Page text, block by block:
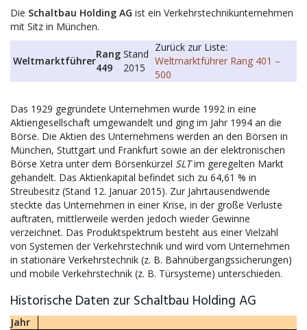
Die Schaltbau Holding AG ist ein Verkehrstechnikunternehmen
mit Sitz in München.
Weltmarktführer
Rang
449
Stand
2015
Zurück zur Liste:
Weltmarktführer Rang 401 –
500
Das 1929 gegründete Unternehmen wurde 1992 in eine
Aktiengesellschaft umgewandelt und ging im Jahr 1994 an die
Börse. Die Aktien des Unternehmens werden an den Börsen in
München, Stuttgart und Frankfurt sowie an der elektronischen
Börse Xetra unter dem Börsenkürzel SLTim geregelten Markt
gehandelt. Das Aktienkapital befindet sich zu 64,61 % in
Streubesitz (Stand 12. Januar 2015). Zur Jahrtausendwende
steckte das Unternehmen in einer Krise, in der große Verluste
auftraten, mittlerweile werden jedoch wieder Gewinne
verzeichnet. Das Produktspektrum besteht aus einer Vielzahl
von Systemen der Verkehrstechnik und wird vom Unternehmen
in stationäre Verkehrstechnik (z. B. Bahnübergangssicherungen)
und mobile Verkehrstechnik (z. B. Türsysteme) unterschieden.
Historische Daten zur Schaltbau Holding AG
Jahr